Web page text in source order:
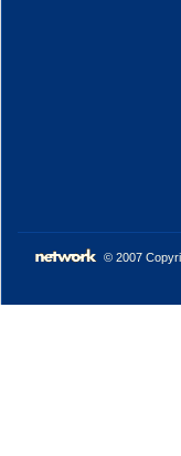
© 2007